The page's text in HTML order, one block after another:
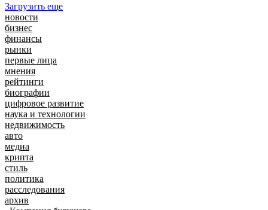
Загрузить еще
новости
бизнес
финансы
рынки
первые лица
мнения
рейтинги
биографии
цифровое развитие
наука и технологии
недвижимость
авто
медиа
крипта
стиль
политика
расследования
архив